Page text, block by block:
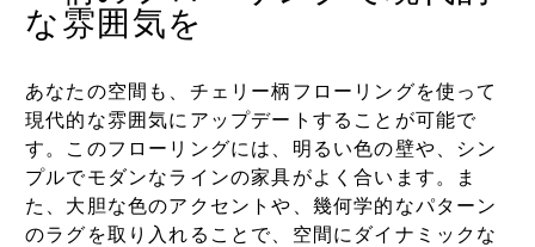
な雰囲気を
あなたの空間も、チェリー柄フローリングを使って
現代的な雰囲気にアップデートすることが可能で
す。このフローリングには、明るい色の壁や、シン
プルでモダンなラインの家具がよく合います。ま
た、大胆な色のアクセントや、幾何学的なパターン
のラグを取り入れることで、空間にダイナミックな